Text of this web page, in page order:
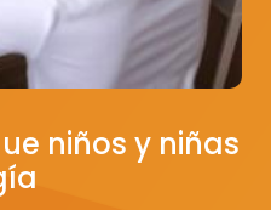
niños y niñas